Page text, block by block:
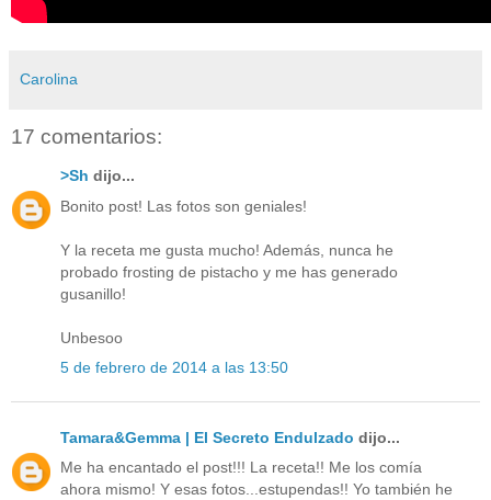
Carolina
17 comentarios:
>Sh dijo...
Bonito post! Las fotos son geniales!
Y la receta me gusta mucho! Además, nunca he
probado frosting de pistacho y me has generado
gusanillo!
Unbesoo
5 de febrero de 2014 a las 13:50
Tamara&Gemma | El Secreto Endulzado dijo...
Me ha encantado el post!!! La receta!! Me los comía
ahora mismo! Y esas fotos...estupendas!! Yo también he